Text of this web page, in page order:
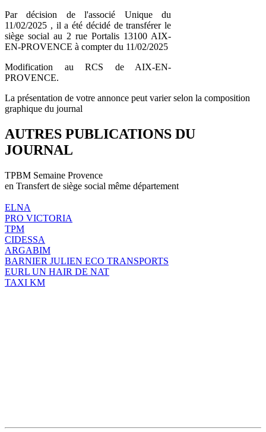
Par décision de l'associé Unique du
11/02/2025 , il a été décidé de transférer le
siège social au 2 rue Portalis 13100 AIX-
EN-PROVENCE à compter du 11/02/2025
Modification au RCS de AIX-EN-
PROVENCE.
La présentation de votre annonce peut varier selon la composition
graphique du journal
AUTRES PUBLICATIONS DU
JOURNAL
TPBM Semaine Provence
en Transfert de siège social même département
ELNA
PRO VICTORIA
TPM
CIDESSA
ARGABIM
BARNIER JULIEN ECO TRANSPORTS
EURL UN HAIR DE NAT
TAXI KM